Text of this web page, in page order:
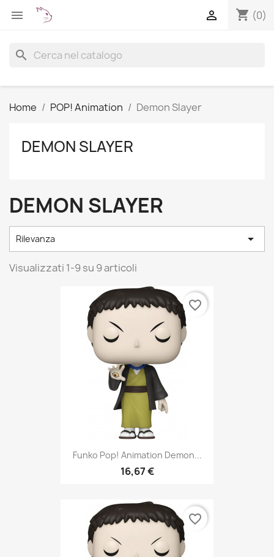
 shopping_cart (0)

search
Home POP! Animation Demon Slayer
DEMON SLAYER
DEMON SLAYER
Rilevanza 
Visualizzati 1-9 su 9 articoli
Funko Pop! Animation Demon...
16,67 €
favorite_border
favorite_border